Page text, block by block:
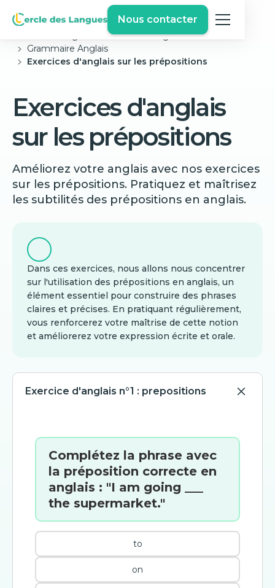
Nous contacter
Exercices Anglais Gratuits
Grammaire Anglais
Exercices d'anglais sur les prépositions
Exercices d'anglais
sur les prépositions
Améliorez votre anglais avec nos exercices
sur les prépositions. Pratiquez et maîtrisez
les subtilités des prépositions en anglais.
Dans ces exercices, nous allons nous concentrer
sur l'utilisation des prépositions en anglais, un
élément essentiel pour construire des phrases
claires et précises. En pratiquant régulièrement,
vous renforcerez votre maîtrise de cette notion
et améliorerez votre expression écrite et orale.
Exercice d'anglais n°1 : prepositions
Complétez la phrase avec
la préposition correcte en
anglais : "I am going ___
the supermarket."
to
on